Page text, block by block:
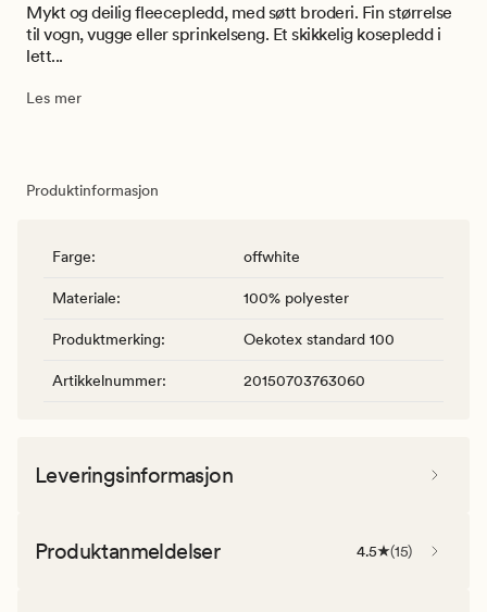
Mykt og deilig fleecepledd, med søtt broderi. Fin størrelse
til vogn, vugge eller sprinkelseng. Et skikkelig kosepledd i
lett...
Les mer
Produktinformasjon
Farge: offwhite
Materiale: 100% polyester
Produktmerking: Oekotex standard 100
Artikkelnummer: 20150703763060
Leveringsinformasjon
Produktanmeldelser 4.5 (15)